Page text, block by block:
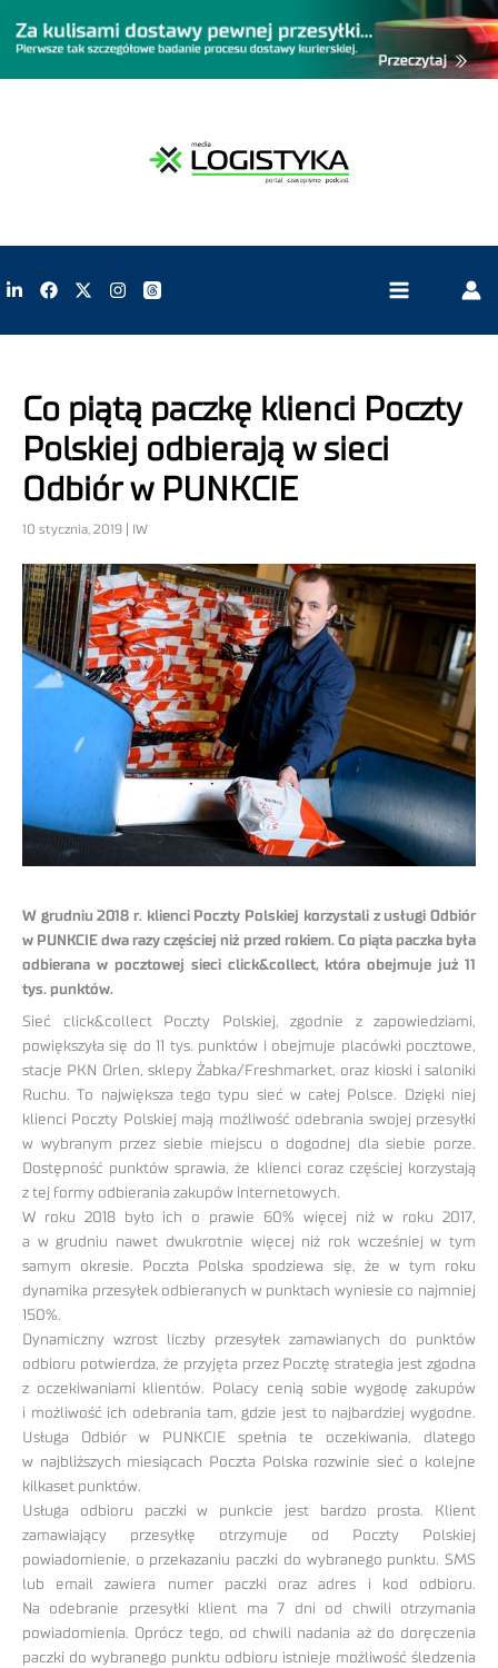
Co piątą paczkę klienci Poczty
Polskiej odbierają w sieci
Odbiór w PUNKCIE
10 stycznia, 2019 | IW
W grudniu 2018 r. klienci Poczty Polskiej korzystali z usługi Odbiór
w PUNKCIE dwa razy częściej niż przed rokiem. Co piąta paczka była
odbierana w pocztowej sieci click&collect, która obejmuje już 11
tys. punktów.
Sieć click&collect Poczty Polskiej, zgodnie z zapowiedziami,
powiększyła się do 11 tys. punktów i obejmuje placówki pocztowe,
stacje PKN Orlen, sklepy Żabka/Freshmarket, oraz kioski i saloniki
Ruchu. To największa tego typu sieć w całej Polsce. Dzięki niej
klienci Poczty Polskiej mają możliwość odebrania swojej przesyłki
w wybranym przez siebie miejscu o dogodnej dla siebie porze.
Dostępność punktów sprawia, że klienci coraz częściej korzystają
z tej formy odbierania zakupów internetowych.
W roku 2018 było ich o prawie 60% więcej niż w roku 2017,
a w grudniu nawet dwukrotnie więcej niż rok wcześniej w tym
samym okresie. Poczta Polska spodziewa się, że w tym roku
dynamika przesyłek odbieranych w punktach wyniesie co najmniej
150%.
Dynamiczny wzrost liczby przesyłek zamawianych do punktów
odbioru potwierdza, że przyjęta przez Pocztę strategia jest zgodna
z oczekiwaniami klientów. Polacy cenią sobie wygodę zakupów
i możliwość ich odebrania tam, gdzie jest to najbardziej wygodne.
Usługa Odbiór w PUNKCIE spełnia te oczekiwania, dlatego
w najbliższych miesiącach Poczta Polska rozwinie sieć o kolejne
kilkaset punktów.
Usługa odbioru paczki w punkcie jest bardzo prosta. Klient
zamawiający przesyłkę otrzymuje od Poczty Polskiej
powiadomienie, o przekazaniu paczki do wybranego punktu. SMS
lub email zawiera numer paczki oraz adres i kod odbioru.
Na odebranie przesyłki klient ma 7 dni od chwili otrzymania
powiadomienia. Oprócz tego, od chwili nadania aż do doręczenia
paczki do wybranego punktu odbioru istnieje możliwość śledzenia